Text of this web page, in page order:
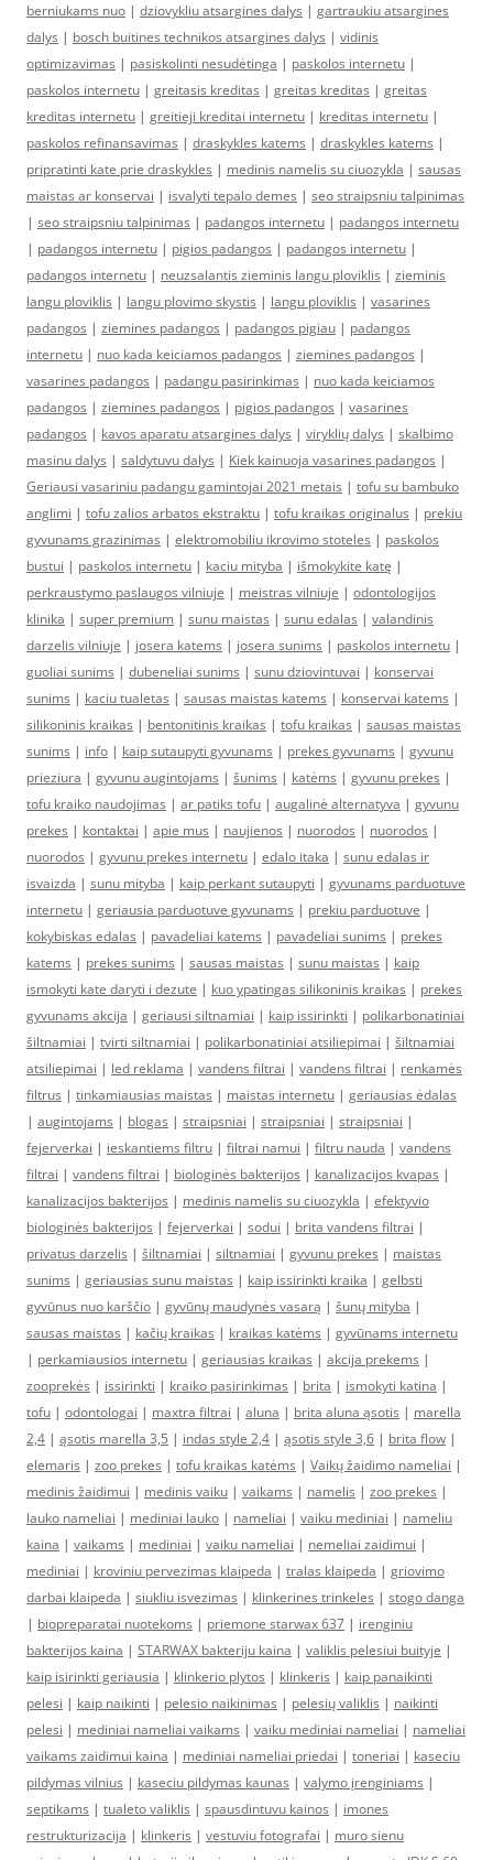
berniukams nuo | dziovykliu atsargines dalys | gartraukiu atsargines
dalys | bosch buitines technikos atsargines dalys | vidinis
optimizavimas | pasiskolinti nesudėtinga | paskolos internetu |
paskolos internetu | greitasis kreditas | greitas kreditas | greitas
kreditas internetu | greitieji kreditai internetu | kreditas internetu |
paskolos refinansavimas | draskykles katems | draskykles katems |
pripratinti kate prie draskykles | medinis namelis su ciuozykla | sausas
maistas ar konservai | isvalyti tepalo demes | seo straipsniu talpinimas
| seo straipsniu talpinimas | padangos internetu | padangos internetu
| padangos internetu | pigios padangos | padangos internetu |
padangos internetu | neuzsalantis zieminis langu ploviklis | zieminis
langu ploviklis | langu plovimo skystis | langu ploviklis | vasarines
padangos | ziemines padangos | padangos pigiau | padangos
internetu | nuo kada keiciamos padangos | ziemines padangos |
vasarines padangos | padangu pasirinkimas | nuo kada keiciamos
padangos | ziemines padangos | pigios padangos | vasarines
padangos | kavos aparatu atsargines dalys | viryklių dalys | skalbimo
masinu dalys | saldytuvu dalys | Kiek kainuoja vasarines padangos |
Geriausi vasariniu padangu gamintojai 2021 metais | tofu su bambuko
anglimi | tofu zalios arbatos ekstraktu | tofu kraikas originalus | prekiu
gyvunams grazinimas | elektromobiliu ikrovimo stoteles | paskolos
bustui | paskolos internetu | kaciu mityba | išmokykite katę |
perkraustymo paslaugos vilniuje | meistras vilniuje | odontologijos
klinika | super premium | sunu maistas | sunu edalas | valandinis
darzelis vilniuje | josera katems | josera sunims | paskolos internetu |
guoliai sunims | dubeneliai sunims | sunu dziovintuvai | konservai
sunims | kaciu tualetas | sausas maistas katems | konservai katems |
silikoninis kraikas | bentonitinis kraikas | tofu kraikas | sausas maistas
sunims | info | kaip sutaupyti gyvunams | prekes gyvunams | gyvunu
prieziura | gyvunu augintojams | šunims | katėms | gyvunu prekes |
tofu kraiko naudojimas | ar patiks tofu | augalinė alternatyva | gyvunu
prekes | kontaktai | apie mus | naujienos | nuorodos | nuorodos |
nuorodos | gyvunu prekes internetu | edalo itaka | sunu edalas ir
isvaizda | sunu mityba | kaip perkant sutaupyti | gyvunams parduotuve
internetu | geriausia parduotuve gyvunams | prekiu parduotuve |
kokybiskas edalas | pavadeliai katems | pavadeliai sunims | prekes
katems | prekes sunims | sausas maistas | sunu maistas | kaip
ismokyti kate daryti i dezute | kuo ypatingas silikoninis kraikas | prekes
gyvunams akcija | geriausi siltnamiai | kaip issirinkti | polikarbonatiniai
šiltnamiai | tvirti siltnamiai | polikarbonatiniai atsiliepimai | šiltnamiai
atsiliepimai | led reklama | vandens filtrai | vandens filtrai | renkamės
filtrus | tinkamiausias maistas | maistas internetu | geriausias ėdalas
| augintojams | blogas | straipsniai | straipsniai | straipsniai |
fejerverkai | ieskantiems filtru | filtrai namui | filtru nauda | vandens
filtrai | vandens filtrai | biologinės bakterijos | kanalizacijos kvapas |
kanalizacijos bakterijos | medinis namelis su ciuozykla | efektyvio
biologinės bakterijos | fejerverkai | sodui | brita vandens filtrai |
privatus darzelis | šiltnamiai | siltnamiai | gyvunu prekes | maistas
sunims | geriausias sunu maistas | kaip issirinkti kraika | gelbsti
gyvūnus nuo karščio | gyvūnų maudynės vasarą | šunų mityba |
sausas maistas | kačių kraikas | kraikas katėms | gyvūnams internetu
| perkamiausios internetu | geriausias kraikas | akcija prekems |
zooprekės | issirinkti | kraiko pasirinkimas | brita | ismokyti katina |
tofu | odontologai | maxtra filtrai | aluna | brita aluna ąsotis | marella
2,4 | ąsotis marella 3,5 | indas style 2,4 | ąsotis style 3,6 | brita flow |
elemaris | zoo prekes | tofu kraikas katėms | Vaikų žaidimo nameliai |
medinis žaidimui | medinis vaiku | vaikams | namelis | zoo prekes |
lauko nameliai | mediniai lauko | nameliai | vaiku mediniai | nameliu
kaina | vaikams | mediniai | vaiku nameliai | nemeliai zaidimui |
mediniai | kroviniu pervezimas klaipeda | tralas klaipeda | griovimo
darbai klaipeda | siukliu isvezimas | klinkerines trinkeles | stogo danga
| biopreparatai nuotekoms | priemone starwax 637 | irenginiu
bakterijos kaina | STARWAX bakteriju kaina | valiklis pelesiui buityje |
kaip isirinkti geriausia | klinkerio plytos | klinkeris | kaip panaikinti
pelesi | kaip naikinti | pelesio naikinimas | pelesių valiklis | naikinti
pelesi | mediniai nameliai vaikams | vaiku mediniai nameliai | nameliai
vaikams zaidimui kaina | mediniai nameliai priedai | toneriai | kaseciu
pildymas vilnius | kaseciu pildymas kaunas | valymo įrenginiams |
septikams | tualeto valiklis | spausdintuvu kainos | imones
restrukturizacija | klinkeris | vestuviu fotografai | muro sienu